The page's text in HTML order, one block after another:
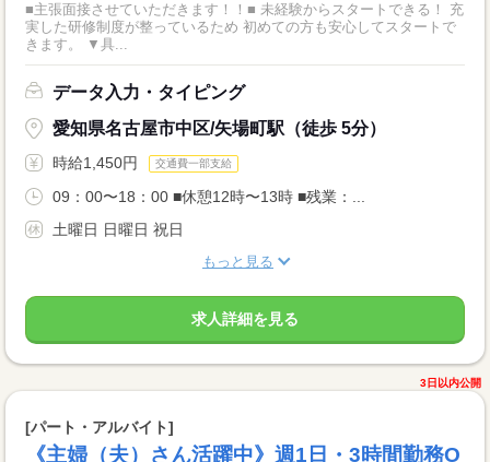
■主張面接させていただきます！！■ 未経験からスタートできる！ 充
実した研修制度が整っているため 初めての方も安心してスタートで
きます。 ▼具...
データ入力・タイピング
愛知県名古屋市中区/矢場町駅（徒歩 5分）
時給1,450円 交通費一部支給
09：00〜18：00 ■休憩12時〜13時 ■残業：...
土曜日 日曜日 祝日
もっと見る
求人詳細を見る
3日以内公開
[パート・アルバイト]
《主婦（夫）さん活躍中》週1日・3時間勤務O